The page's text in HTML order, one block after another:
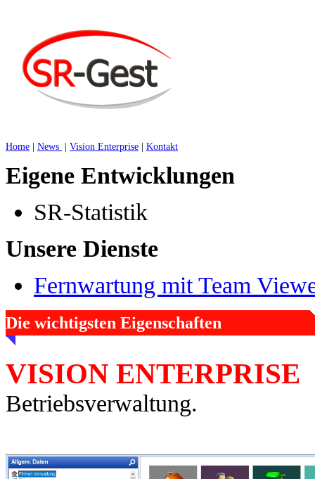
Home News Vision Enterprise Kontakt
Eigene Entwicklungen
SR-Statistik
Unsere Dienste
Fernwartung mit Team
Die wichtigsten Eigenschaften
VISION ENTERPRISE
Betriebsverwaltung.